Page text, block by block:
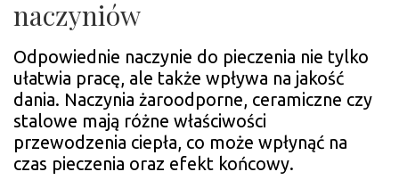
naczyniów
Odpowiednie naczynie do pieczenia nie tylko
ułatwia pracę, ale także wpływa na jakość
dania. Naczynia żaroodporne, ceramiczne czy
stalowe mają różne właściwości
przewodzenia ciepła, co może wpłynąć na
czas pieczenia oraz efekt końcowy.